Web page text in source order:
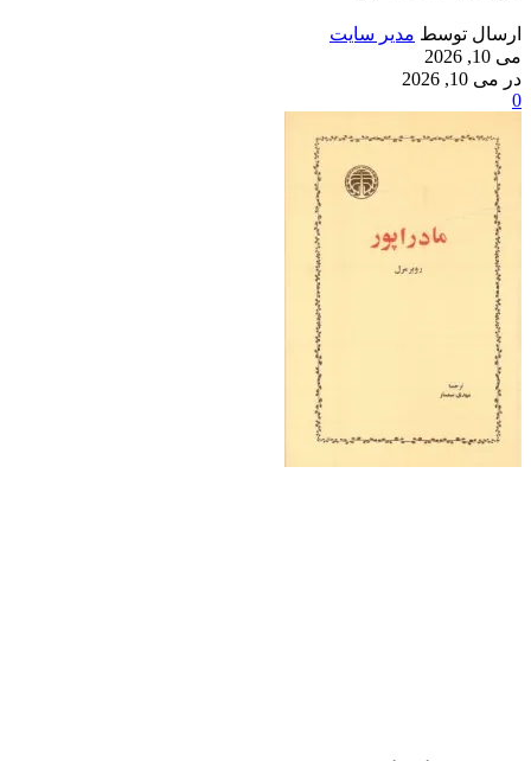
ارسال توسط مدیر سایت
می 10, 2026
در می 10, 2026
0